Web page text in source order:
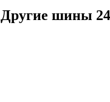
Другие шины